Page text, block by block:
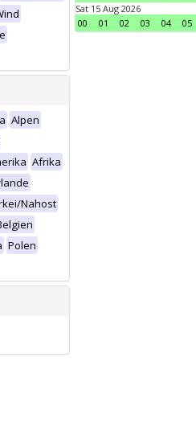
Alpen
Afrika
Nahost
Polen
Sat 15 Aug 2026
00
01 02 03 04 05